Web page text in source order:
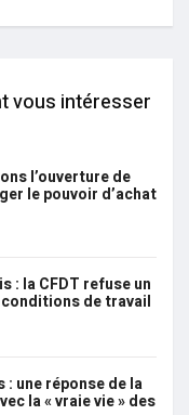
vous intéresser
l’ouverture de
le pouvoir d’achat
: la CFDT refuse un
de travail
une réponse de la
la « vraie vie » des